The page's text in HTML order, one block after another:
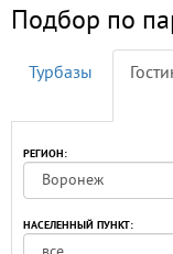
Подбор по
Турбазы
РЕГИОН:
НАСЕЛЕННЫЙ ПУНКТ: